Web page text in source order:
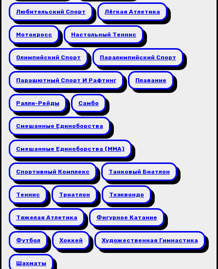
Любительский Спорт Лёгкая Атлетика
Мотокросс Настольный Теннис
Олимпийский Спорт Паралимпийский Спорт
Парашютный Спорт И Рафтинг Плавание
Ралли-Рейды Самбо
Смешанные Единоборства
Смешанные Единоборства (ММА)
Спортивный Комплекс Танковый Биатлон
Теннис Триатлон Тхэквондо
Тяжелая Атлетика Фигурное Катание
Футбол Хоккей Художественная Гимнастика
Шахматы